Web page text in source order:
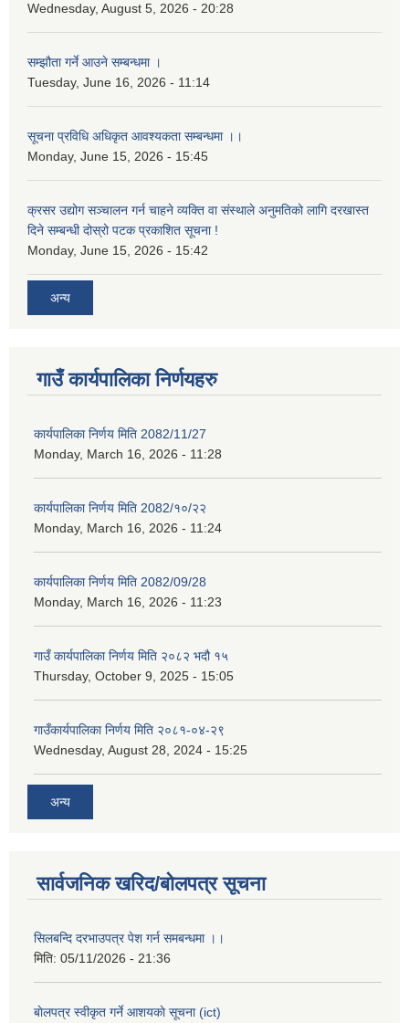
Wednesday, August 5, 2026 - 20:28
सम्झौता गर्ने आउने सम्बन्धमा ।
Tuesday, June 16, 2026 - 11:14
सूचना प्रविधि अधिकृत आवश्यकता सम्बन्धमा ।।
Monday, June 15, 2026 - 15:45
क्रसर उद्योग सञ्चालन गर्न चाहने व्यक्ति वा संस्थाले अनुमतिको लागि दरखास्त
दिने सम्बन्धी दोस्रो पटक प्रकाशित सूचना !
Monday, June 15, 2026 - 15:42
अन्य
गाउँ कार्यपालिका निर्णयहरु
कार्यपालिका निर्णय मिति 2082/11/27
Monday, March 16, 2026 - 11:28
कार्यपालिका निर्णय मिति 2082/१०/२२
Monday, March 16, 2026 - 11:24
कार्यपालिका निर्णय मिति 2082/09/28
Monday, March 16, 2026 - 11:23
गाउँ कार्यपालिका निर्णय मिति २०८२ भदौ १५
Thursday, October 9, 2025 - 15:05
गाउँकार्यपालिका निर्णय मिति २०८१-०४-२९
Wednesday, August 28, 2024 - 15:25
अन्य
सार्वजनिक खरिद/बोलपत्र सूचना
सिलबन्दि दरभाउपत्र पेश गर्न समबन्धमा ।।
मिति: 05/11/2026 - 21:36
बाेलपत्र स्वीकृत गर्ने आशयकाे सूचना (ict)